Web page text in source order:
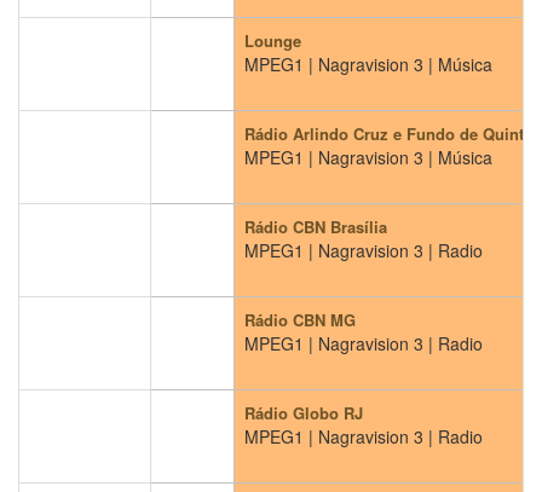
Lounge
MPEG1 | Nagravision 3 | Música
Rádio Arlindo Cruz e Fundo de Quintal
MPEG1 | Nagravision 3 | Música
Rádio CBN Brasília
MPEG1 | Nagravision 3 | Radio
Rádio CBN MG
MPEG1 | Nagravision 3 | Radio
Rádio Globo RJ
MPEG1 | Nagravision 3 | Radio